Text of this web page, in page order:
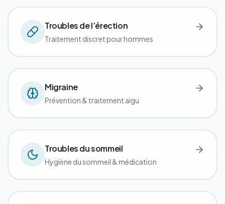
Troubles de l’érection
Traitement discret pour hommes
Migraine
Prévention & traitement aigu
Troubles du sommeil
Hygiène du sommeil & médication